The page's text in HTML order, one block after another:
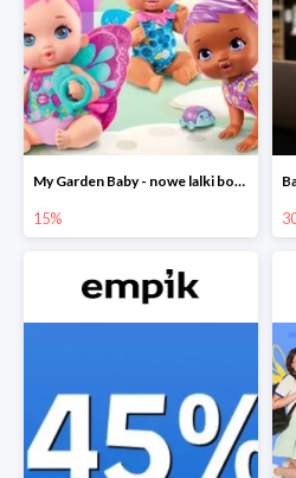
My Garden Baby - nowe lalki bobaski w Empiku do -15%
15%